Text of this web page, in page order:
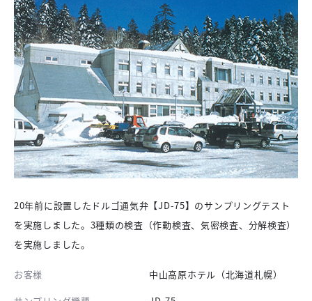
20年前に設置したドルゴ通気弁【JD-75】のサンプリングテスト
を実施しました。3種類の検査（作動検査、気密検査、分解検査）
を実施しました。
お客様
中山高原ホテル（北海道札幌）